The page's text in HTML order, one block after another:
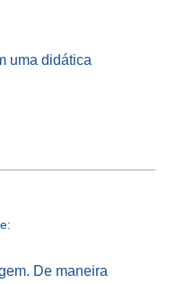
uma didática
De maneira